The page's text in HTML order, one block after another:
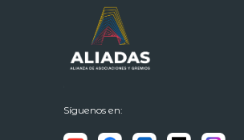
Síguenos en: